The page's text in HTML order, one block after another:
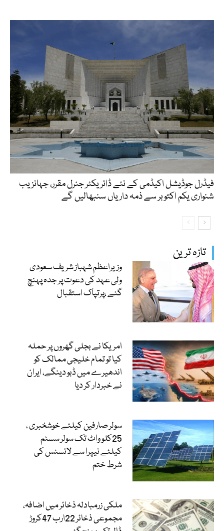
تازہ ترین
وزیراعظم شہباز شریف سعودی
ولی عہد کی دعوت پر جدہ پہنچ
گئے ،پرتپاک استقبال
امریکا نے بجلی گھروں پر حملہ
کیا تو تمام خلیجی ممالک کو
اندھیرے میں ڈبو دینگے، ایران
نے خبردار کر دیا
سولر صارفین کیلئے خوشخبری ،
25کلو واٹ تک سولر سسٹم
کیلئے نیپرا سے لائسنس کی
شرط ختم
ملکی زرمبادلہ ذخائر میں اضافہ،
مجموعی ذخائر 22ارب 47کروڑ
فیڈرل جوڈیشل اکیڈمی کے نئے ڈائریکٹر جنرل مقرر، جہانزیب
شنواری یکم اکتوبر سے ذمہ داریاں سنبھالیں گے